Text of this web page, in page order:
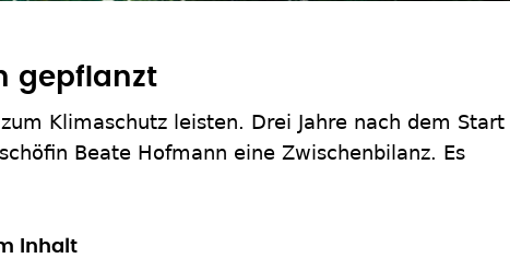
gepflanzt
Klimaschutz leisten. Drei Jahre nach dem Start
Beate Hofmann eine Zwischenbilanz. Es
Inhalt